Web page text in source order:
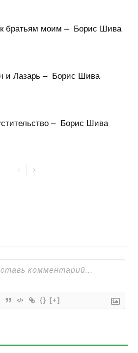
братьям моим – Борис Шива
и Лазарь – Борис Шива
– Борис Шива
{} [+]